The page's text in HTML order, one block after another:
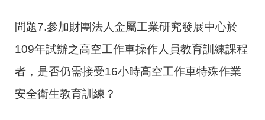
問題7.參加財團法人金屬工業研究發展中心於
109年試辦之高空工作車操作人員教育訓練課程
者，是否仍需接受16小時高空工作車特殊作業
安全衛生教育訓練？